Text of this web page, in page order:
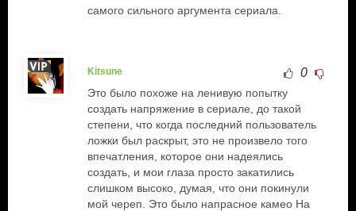
самого сильного аргумента сериала.
Kitsune 0
Это было похоже на ленивую попытку
создать напряжение в сериале, до такой
степени, что когда последний пользователь
ложки был раскрыт, это не произвело того
впечатления, которое они надеялись
создать, и мои глаза просто закатились
слишком высоко, думая, что они покинули
мой череп. Это было напрасное камео На